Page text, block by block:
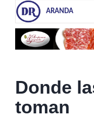
ARANDA
Donde
toman